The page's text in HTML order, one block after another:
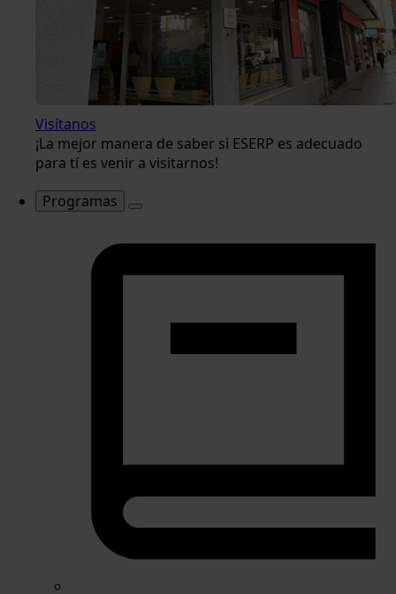
Visítanos
¡La mejor manera de saber si ESERP es adecuado
para tí es venir a visitarnos!
Programas